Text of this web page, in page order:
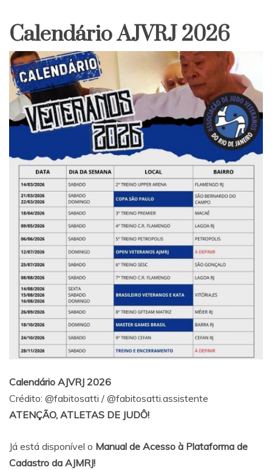
Calendário AJVRJ 2026
Calendário AJVRJ 2026
Crédito: @fabitosatti / @fabitosatti.assistente
ATENÇÃO, ATLETAS DE JUDÔ!
Já está disponível o Manual de Acesso à Plataforma de
Cadastro da AJMRJ!